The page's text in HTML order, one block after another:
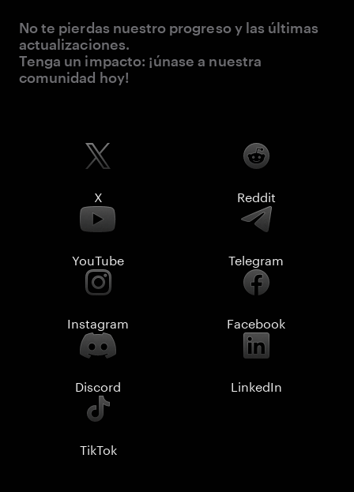
No te pierdas nuestro progreso y las últimas
actualizaciones.
Tenga un impacto: ¡únase a nuestra
comunidad hoy!
X Reddit
YouTube Telegram
Instagram Facebook
Discord LinkedIn
TikTok